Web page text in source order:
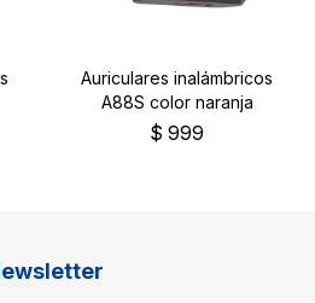
Auriculares inalámbricos
A88S color naranja
$ 999